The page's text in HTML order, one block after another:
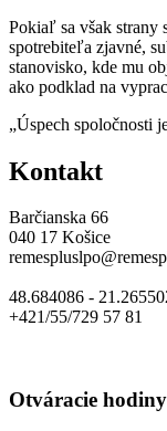
Pokiaľ sa však strany
spotrebiteľa zjavné,
stanovisko, kde mu
ako podklad na
„Úspech spoločnosti
Kontakt
Barčianska 66
040 17 Košice
48.684086 -
+421/55/729 57 81
Otváracie hodiny